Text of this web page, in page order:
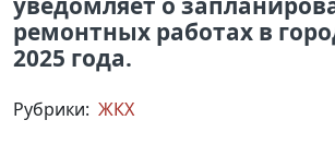
ремонтных работах в
2025 года.
Рубрики: ЖКХ